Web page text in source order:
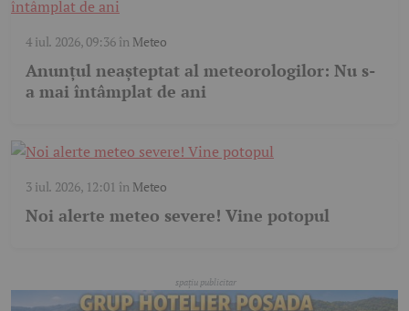
4 iul. 2026, 09:36în Meteo
Anunțul neașteptat al meteorologilor: Nu s-
a mai întâmplat de ani
3 iul. 2026, 12:01 în Meteo
Noi alerte meteo severe! Vine potopul